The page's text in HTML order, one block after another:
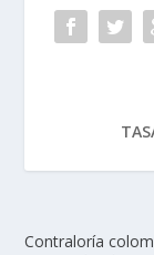
Contraloría